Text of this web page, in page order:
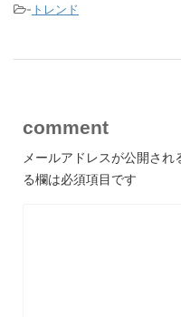
- トレンド
comment
メールアドレスが公開され
る欄は必須項目です